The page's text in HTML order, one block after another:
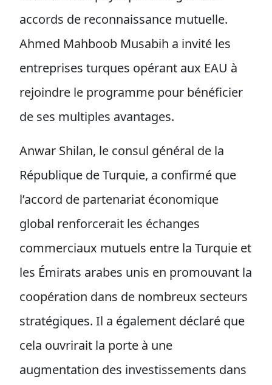
accords de reconnaissance mutuelle.
Ahmed Mahboob Musabih a invité les
entreprises turques opérant aux EAU à
rejoindre le programme pour bénéficier
de ses multiples avantages.
Anwar Shilan, le consul général de la
République de Turquie, a confirmé que
l’accord de partenariat économique
global renforcerait les échanges
commerciaux mutuels entre la Turquie et
les Émirats arabes unis en promouvant la
coopération dans de nombreux secteurs
stratégiques. Il a également déclaré que
cela ouvrirait la porte à une
augmentation des investissements dans